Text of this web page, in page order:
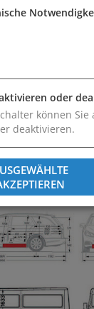
betriebenen
über
der
der von
angebotenen
oder
können Sie
deaktivieren.